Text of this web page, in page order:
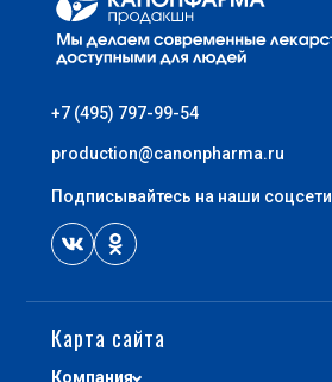
ПАРТНЕРАМ
КОНТАКТЫ
+7 (495) 740-03-81
+7 (495) 797-99-54
production@canonpharma.ru
Подписывайтесь на наши соцсети
Карта сайта
Компания